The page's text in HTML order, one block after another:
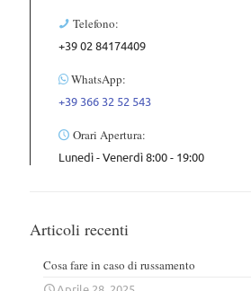
Telefono:
+39 02 84174409
WhatsApp:
+39 366 32 52 543
Orari Apertura:
Lunedì - Venerdì 8:00 - 19:00
Articoli recenti
Cosa fare in caso di russamento